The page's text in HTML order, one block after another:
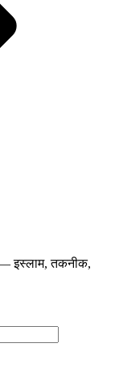
— इस्लाम, तकनीक,